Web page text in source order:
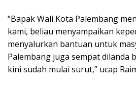
‎“Bapak Wali Kota Palembang
kami, beliau menyampaikan
menyalurkan bantuan untuk
Palembang juga sempat dilanda
kini sudah mulai surut,” ucap